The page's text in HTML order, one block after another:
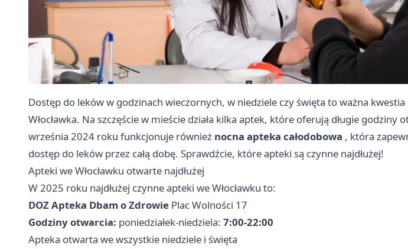
Dostęp do leków w godzinach wieczornych, w niedziele czy święta to ważna
Włocławka. Na szczęście w mieście działa kilka aptek, które oferują długie godziny
września 2024 roku funkcjonuje również nocna apteka całodobowa , która
dostęp do leków przez całą dobę. Sprawdźcie, które apteki są czynne najdłużej!
Apteki we Włocławku otwarte najdłużej
W 2025 roku najdłużej czynne apteki we Włocławku to:
DOZ Apteka Dbam o Zdrowie Plac Wolności 17
Godziny otwarcia: poniedziałek-niedziela: 7:00-22:00
Apteka otwarta we wszystkie niedziele i święta